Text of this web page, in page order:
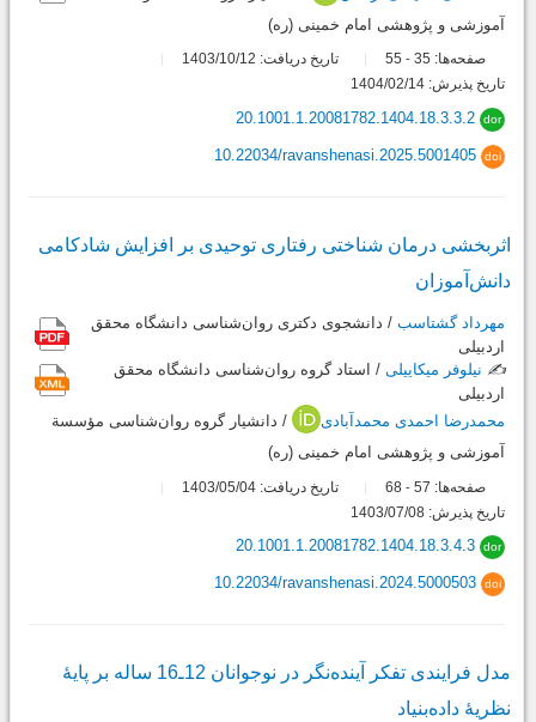
آموزشی و پژوهشی امام خمینی (ره)
صفحه‌ها: 35
-
تاریخ دریافت: 1403/10/12
تاریخ پذیرش: 1404/02/14
dor
20.1001.1.20081782.1404.18.3.3.2
doi
10.22034/ravanshenasi.2025.5001405
اثربخشی درمان شناختی رفتاری توحیدی بر افزایش شادکامی
دانش‌آموزان
مهرداد گشتاسب / دانشجوی دکتری روان‌شناسی دانشگاه محقق
اردبیلی
✍️ نیلوفر میکاییلی / استاد گروه روان‌شناسی دانشگاه محقق
اردبیلی
محمدرضا احمدی محمدآبادی
/ دانشیار گروه روان‌شناسی مؤسسة
آموزشی و پژوهشی امام خمینی (ره)
صفحه‌ها: 57
-
تاریخ دریافت: 1403/05/04
تاریخ پذیرش: 1403/07/08
dor
20.1001.1.20081782.1404.18.3.4.3
doi
10.22034/ravanshenasi.2024.5000503
مدل فرایندی تفکر آینده‌نگر در نوجوانان 12ـ16 ساله بر پایۀ
نظریۀ داده‌بنیاد